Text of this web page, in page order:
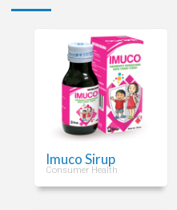
Imuco Sirup
Consumer Health